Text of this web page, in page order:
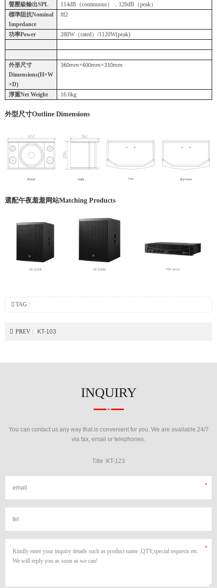
聲壓級輸出SPL
114dB（continuous），120dB（peak）
標準阻抗Nominal
Impedance
8Ω
功率Power 280W（rated）/1120W(peak)
外形尺寸
Dimensions(H×W
×D)
360mm×600mm×310mm
淨重Net Weight 16.6kg
外型尺寸Outline Dimensions
選配午夜羞羞网站Matching Products
TAG :
PREV : KT-103
INQUIRY
You can contact us any way that is convenient for you. We are available 24/7
via fax, email or telephones.
Title :KT-123